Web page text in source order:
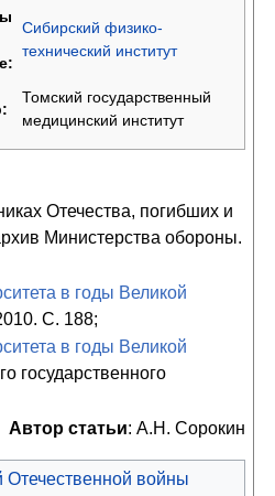
Сибирский физико-
технический институт
Томский государственный
медицинский институт
Отечества, погибших и
Министерства обороны.
в годы Великой
С. 188;
в годы Великой
государственного
Автор статьи: А.Н. Сорокин
Отечественной войны